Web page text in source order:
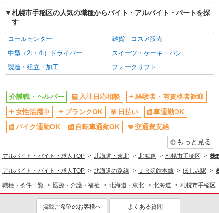
札幌市手稲区の人気の職種からバイト・アルバイト・パートを探
す
コールセンター
雑貨・コスメ販売
中型（2t・4t）ドライバー
スイーツ・ケーキ・パン
製造・組立・加工
フォークリフト
介護職・ヘルパー 入社日応相談
経験者・有資格者歓迎
女性活躍中
ブランクOK 日払い
車通勤OK
バイク通勤OK
自転車通勤OK
交通費支給
もっと見る
アルバイト・バイト・求人TOP 北海道・東北 北海道 札幌市手稲区 株
アルバイト・バイト・求人TOP 北海道の路線 ＪＲ函館本線 ほしみ駅
職種・条件一覧 医療・介護・福祉 北海道・東北 北海道 札幌市手稲区
掲載ご希望のお客様へ よくある質問